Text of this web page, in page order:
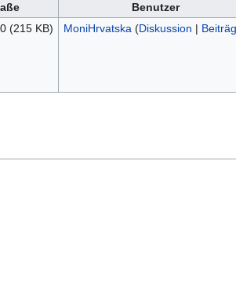
Benutzer
(215 KB) MoniHrvatska (Diskussion |